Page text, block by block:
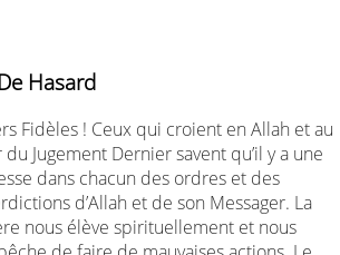
Hasard
Fidèles ! Ceux qui croient en Allah et au
du Jugement Dernier savent qu’il y a une
dans chacun des ordres et des
d’Allah et de son Messager. La
nous élève spirituellement et nous